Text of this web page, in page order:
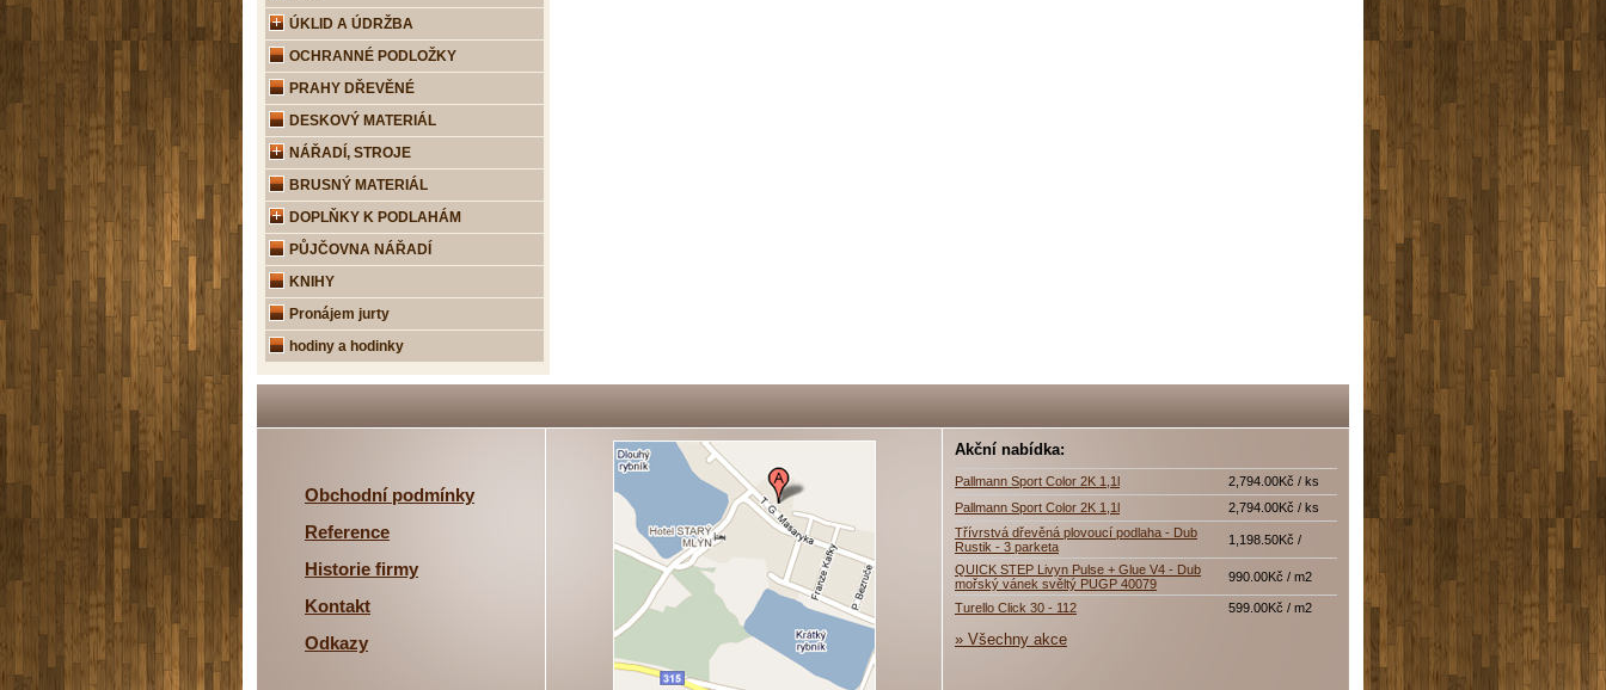
ÚKLID A ÚDRŽBA
OCHRANNÉ PODLOŽKY
PRAHY DŘEVĚNÉ
DESKOVÝ MATERIÁL
NÁŘADÍ, STROJE
BRUSNÝ MATERIÁL
DOPLŇKY K PODLAHÁM
PŮJČOVNA NÁŘADÍ
KNIHY
Pronájem jurty
hodiny a hodinky
Obchodní podmínky
Reference
Historie firmy
Kontakt
Odkazy
Akční nabídka:
Pallmann Sport Color 2K 1,1l
2,794.00Kč / ks
Pallmann Sport Color 2K 1,1l
2,794.00Kč / ks
Třívrstvá dřevěná plovoucí podlaha - Dub
Rustik - 3 parketa
1,198.50Kč /
QUICK STEP Livyn Pulse + Glue V4 - Dub
mořský vánek svěltý PUGP 40079
990.00Kč / m2
Turello Click 30 - 112 599.00Kč / m2
» Všechny akce